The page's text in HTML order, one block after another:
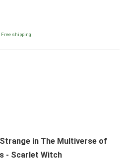
Free shipping
in The Multiverse of
- Scarlet Witch